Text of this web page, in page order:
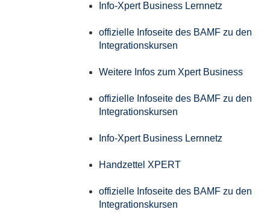
Info-Xpert Business Lernnetz
offizielle Infoseite des BAMF zu den
Integrationskursen
Weitere Infos zum Xpert Business
offizielle Infoseite des BAMF zu den
Integrationskursen
Info-Xpert Business Lernnetz
Handzettel XPERT
offizielle Infoseite des BAMF zu den
Integrationskursen